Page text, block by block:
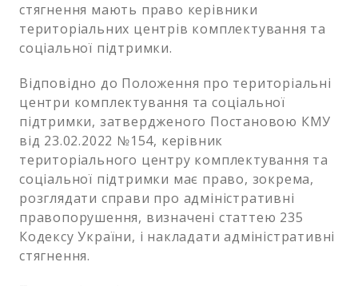
стягнення мають право керівники
територіальних центрів комплектування та
соціальної підтримки.
Відповідно до Положення про територіальні
центри комплектування та соціальної
підтримки, затвердженого Постановою КМУ
від 23.02.2022 №154, керівник
територіального центру комплектування та
соціальної підтримки має право, зокрема,
розглядати справи про адміністративні
правопорушення, визначені статтею 235
Кодексу України, і накладати адміністративні
стягнення.